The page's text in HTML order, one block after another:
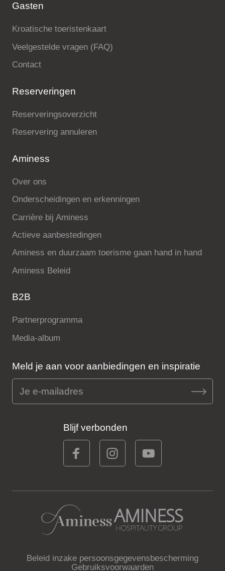
Gasten
Kroatische toeristenkaart
Veelgestelde vragen (FAQ)
Contact
Reserveringen
Reserveringsoverzicht
Reservering annuleren
Aminess
Over ons
Onderscheidingen en erkenningen
Carrière bij Aminess
Actieve aanbestedingen
Aminess en duurzaam toerisme gaan hand in hand
Aminess Beleid
B2B
Partnerprogramma
Media-album
Meld je aan voor aanbiedingen en inspiratie
Blijf verbonden
Beleid inzake persoonsgegevensbescherming
Gebruiksvoorwaarden